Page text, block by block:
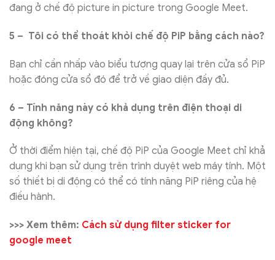
đang ở chế độ picture in picture trong Google Meet.
5 – Tôi có thể thoát khỏi chế độ PiP bằng cách nào?
Bạn chỉ cần nhấp vào biểu tượng quay lại trên cửa sổ PiP
hoặc đóng cửa sổ đó để trở về giao diện đầy đủ.
6 – Tính năng này có khả dụng trên điện thoại di
động không?
Ở thời điểm hiện tại, chế độ PiP của Google Meet chỉ khả
dụng khi bạn sử dụng trên trình duyệt web máy tính. Một
số thiết bị di động có thể có tính năng PiP riêng của hệ
điều hành.
>>> Xem thêm: Cách sử dụng filter sticker for
google meet